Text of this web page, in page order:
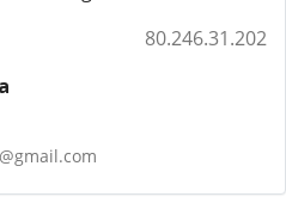
80.246.31.202